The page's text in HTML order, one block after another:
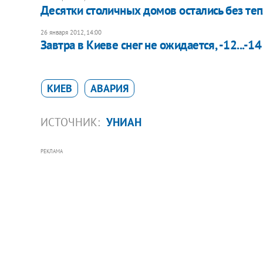
Десятки столичных домов остались без
26 января 2012, 14:00
Завтра в Киеве снег не ожидается, -12...-14
КИЕВ АВАРИЯ
ИСТОЧНИК: УНИАН
РЕКЛАМА